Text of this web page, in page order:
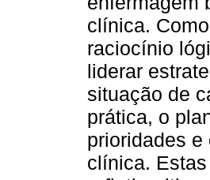
clínica.
raciocínio
liderar
situação de
prática, o
prioridades
clínica.